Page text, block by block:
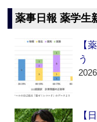
薬事日報 薬学生
【
う
【